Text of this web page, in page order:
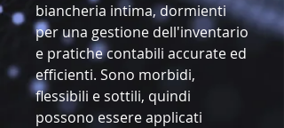
biancheria intima, dormienti
per una gestione dell'inventario
e pratiche contabili accurate ed
efficienti. Sono morbidi,
flessibili e sottili, quindi
possono essere applicati